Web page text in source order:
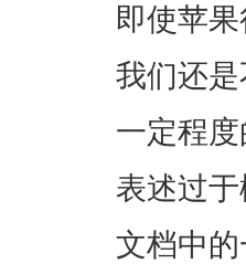
即使苹
我们还
一定程
表述过
文档中